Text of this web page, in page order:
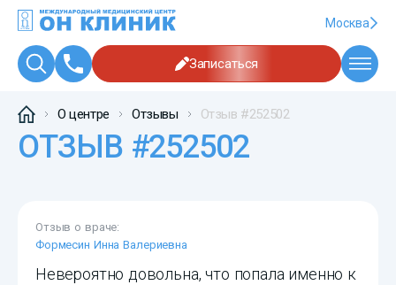
Москва
Записаться
О центре Отзывы Отзыв #252502
ОТЗЫВ #252502
Отзыв о враче:
Формесин Инна Валериевна
Невероятно довольна, что попала именно к